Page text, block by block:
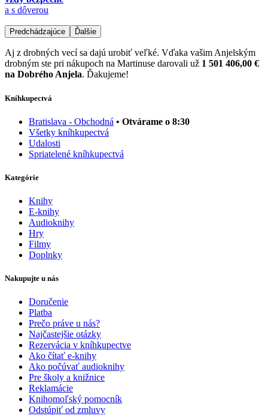
a s dôverou
Predchádzajúce Ďalšie
Aj z drobných vecí sa dajú urobiť veľké. Vďaka vašim Anjelským
drobným ste pri nákupoch na Martinuse darovali už 1 501 406,00 €
na Dobrého Anjela. Ďakujeme!
Kníhkupectvá
Bratislava - Obchodná • Otvárame o 8:30
Všetky kníhkupectvá
Udalosti
Spriatelené kníhkupectvá
Kategórie
Knihy
E-knihy
Audioknihy
Hry
Filmy
Doplnky
Nakupujte u nás
Doručenie
Platba
Prečo práve u nás?
Najčastejšie otázky
Rezervácia v kníhkupectve
Ako čítať e-knihy
Ako počúvať audioknihy
Pre školy a knižnice
Reklamácie
Knihomoľský pomocník
Odstúpiť od zmluvy